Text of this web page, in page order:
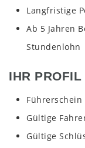
Langfristige
Ab 5 Jahren
Stundenlohn
IHR PROFIL
Führerschein
Gültige
Gültige